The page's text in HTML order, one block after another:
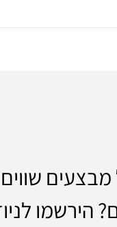
מבצעים
הירשמו